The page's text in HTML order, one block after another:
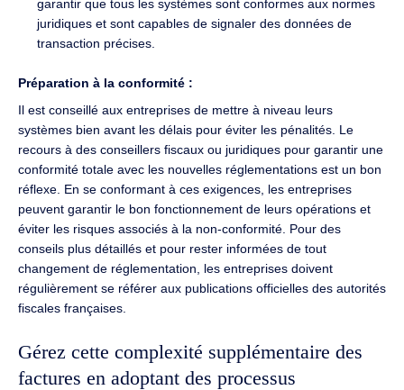
garantir que tous les systèmes sont conformes aux normes
juridiques et sont capables de signaler des données de
transaction précises.
Préparation à la conformité :
Il est conseillé aux entreprises de mettre à niveau leurs
systèmes bien avant les délais pour éviter les pénalités. Le
recours à des conseillers fiscaux ou juridiques pour garantir une
conformité totale avec les nouvelles réglementations est un bon
réflexe. En se conformant à ces exigences, les entreprises
peuvent garantir le bon fonctionnement de leurs opérations et
éviter les risques associés à la non-conformité. Pour des
conseils plus détaillés et pour rester informées de tout
changement de réglementation, les entreprises doivent
régulièrement se référer aux publications officielles des autorités
fiscales françaises.
Gérez cette complexité supplémentaire des
factures en adoptant des processus